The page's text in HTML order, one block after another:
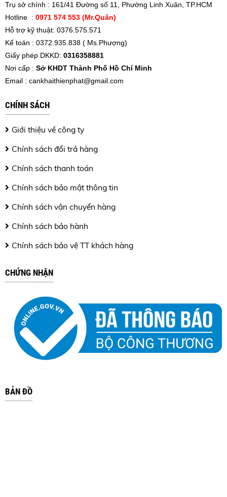
Trụ sở chính : 161/41 Đường số 11, Phường Linh Xuân, TP.HCM
Hotline : 0971 574 553 (Mr.Quân)
Hỗ trợ kỹ thuật: 0376.575.571
Kế toán : 0372.935.838 ( Ms.Phượng)
Giấy phép DKKD: 0316358881
Nơi cấp : Sở KHDT Thành Phố Hồ Chí Minh
Email : cankhaithienphat@gmail.com
CHÍNH SÁCH
Giới thiệu về công ty
Chính sách đổi trả hàng
Chính sách thanh toán
Chính sách bảo mật thông tin
Chính sách vận chuyển hàng
Chính sách bảo hành
Chính sách bảo vệ TT khách hàng
CHỨNG NHẬN
BẢN ĐỒ